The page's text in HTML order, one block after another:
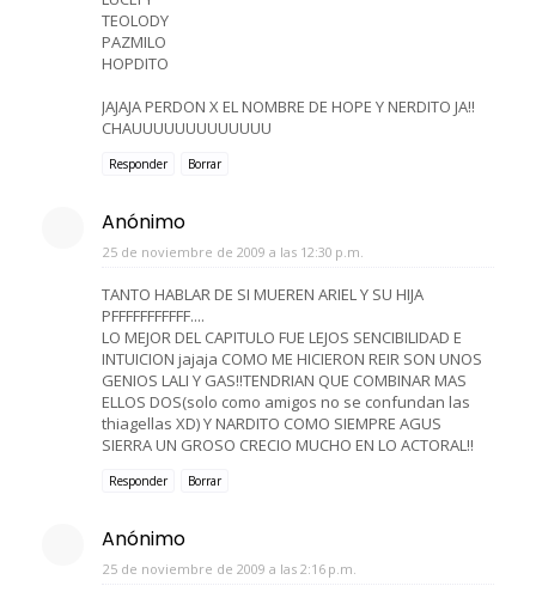
TEOLODY
PAZMILO
HOPDITO
JAJAJA PERDON X EL NOMBRE DE HOPE Y NERDITO JA!!
CHAUUUUUUUUUUUUU
Responder Borrar
Anónimo
25 de noviembre de 2009 a las 12:30 p.m.
TANTO HABLAR DE SI MUEREN ARIEL Y SU HIJA
PFFFFFFFFFFF....
LO MEJOR DEL CAPITULO FUE LEJOS SENCIBILIDAD E
INTUICION jajaja COMO ME HICIERON REIR SON UNOS
GENIOS LALI Y GAS!!TENDRIAN QUE COMBINAR MAS
ELLOS DOS(solo como amigos no se confundan las
thiagellas XD) Y NARDITO COMO SIEMPRE AGUS
SIERRA UN GROSO CRECIO MUCHO EN LO ACTORAL!!
Responder Borrar
Anónimo
25 de noviembre de 2009 a las 2:16 p.m.